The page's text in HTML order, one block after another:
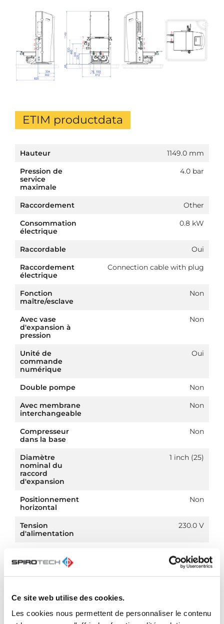
Ce site web utilise des cookies.
Les cookies nous permettent de personnaliser le contenu
ETIM productdata
Hauteur
1149.0 mm
Pression de
service
maximale
4.0 bar
Raccordement
Other
Consommation
électrique
0.8 kW
Raccordable
Oui
Raccordement
électrique
Connection cable with plug
Fonction
maître/esclave
Non
Avec vase
d'expansion à
pression
Non
Unité de
commande
numérique
Oui
Double pompe
Non
Avec membrane
interchangeable
Non
Compresseur
dans la base
Non
Diamètre
nominal du
raccord
d'expansion
1 inch (25)
Positionnement
horizontal
Non
Tension
d'alimentation
230.0 V
compression de
l'article